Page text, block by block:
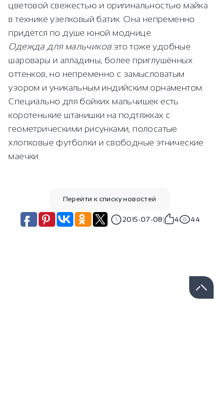
цветовой свежестью и оригинальностью майка
в технике узелковый батик. Она непременно
придётся по душе юной моднице.
Одежда для мальчиковэто тоже удобные
шаровары и алладины, более приглушённых
оттенков, но непременно с замысловатым
узором и уникальным индийским орнаментом.
Специально для бойких мальчишек есть
коротенькие штанишки на подтяжках с
геометрическими рисунками, полосатые
хлопковые футболки и свободные этнические
маечки.
Перейти к списку новостей
2015-07-08 4 44